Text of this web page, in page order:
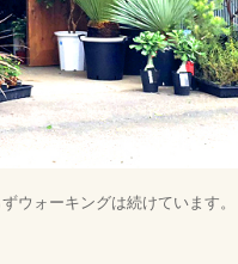
ウォーキングは続けています。